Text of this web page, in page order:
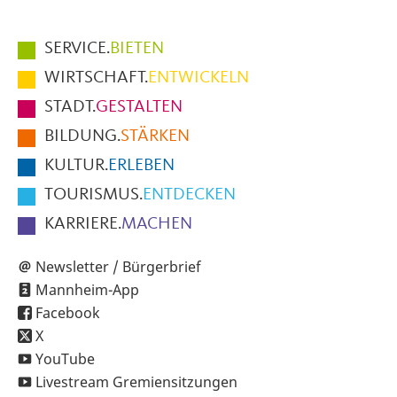
Hauptmenüpunkte
im
Fußbereich
der
Seite
SERVICE.BIETEN
WIRTSCHAFT.ENTWICKELN
STADT.GESTALTEN
BILDUNG.STÄRKEN
KULTUR.ERLEBEN
TOURISMUS.ENTDECKEN
KARRIERE.MACHEN
Newsletter / Bürgerbrief
Mannheim-App
Facebook
X
YouTube
Livestream Gremiensitzungen